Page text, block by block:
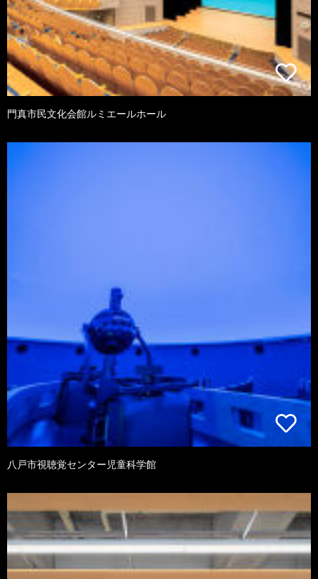
門真市民文化会館ルミエールホール
八戸市視聴覚センター児童科学館